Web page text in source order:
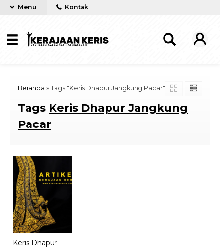
Menu Kontak
Beranda » Tags "Keris Dhapur Jangkung Pacar"
Tags Keris Dhapur Jangkung
Pacar
Keris Dhapur